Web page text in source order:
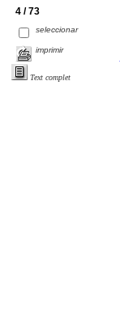
4 / 73
seleccionar
imprimir
Text complet